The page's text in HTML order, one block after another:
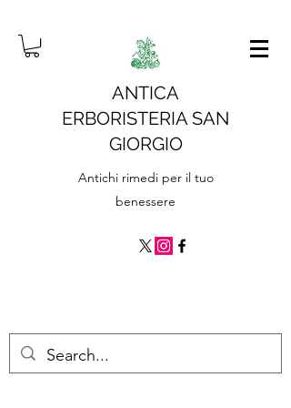
ANTICA
ERBORISTERIA SAN
GIORGIO
Antichi rimedi per il tuo
benessere